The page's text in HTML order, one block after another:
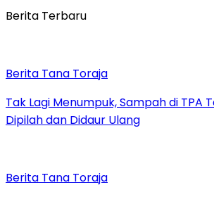
Berita Terbaru
Berita Tana Toraja
Tak Lagi Menumpuk, Sampah di TPA
Dipilah dan Didaur Ulang
Berita Tana Toraja